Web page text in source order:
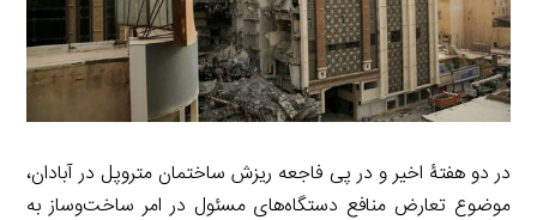
در دو هفتۀ اخیر و در پی فاجعه ریزش ساختمان متروپل در آبادان،
موضوع تعارض منافع دستگاه‌های مسئول در امر ساخت‌وساز به